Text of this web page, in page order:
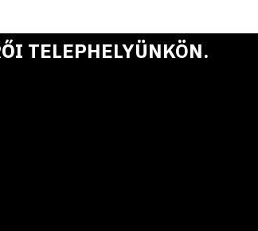
TELEPHELYÜNKÖN.